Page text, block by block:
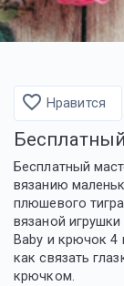
favorite_border Нравится
Бесплатный
вязанию
плюшевого
вязаной
Baby и крючок 4
как связать
крючком.